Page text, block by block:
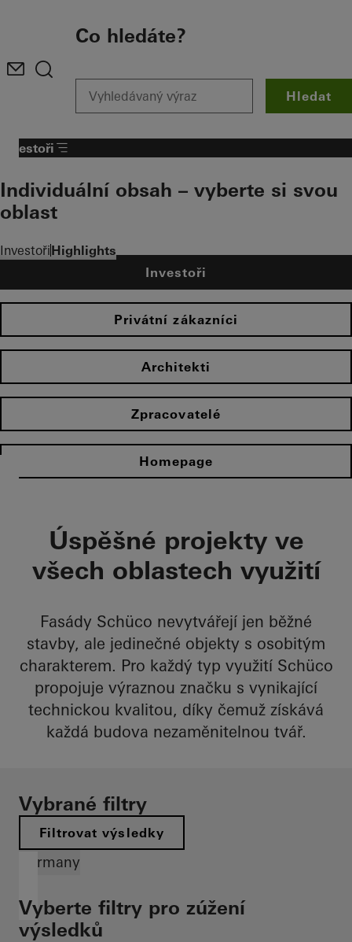
Co hledáte?
Hledat
InvestořiHighlights
Investoři
Individuální obsah – vyberte si svou
oblast
Investoři
Privátní zákazníci
Architekti
Zpracovatelé
Homepage
Úspěšné projekty ve
všech oblastech využití
Fasády Schüco nevytvářejí jen běžné
stavby, ale jedinečné objekty s osobitým
charakterem. Pro každý typ využití Schüco
propojuje výraznou značku s vynikající
technickou kvalitou, díky čemuž získává
každá budova nezaměnitelnou tvář.
Vybrané filtry
Filtrovat výsledky
Germany
Vyberte filtry pro zúžení
výsledků